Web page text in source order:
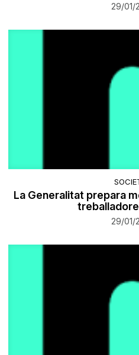
29/01/
La Generalitat prepara
29/01/